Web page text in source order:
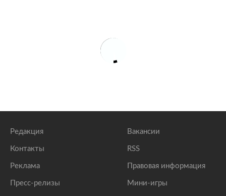
Редакция
Контакты
Реклама
Пресс-релизы
Вакансии
RSS
Правовая информация
Мини-игры